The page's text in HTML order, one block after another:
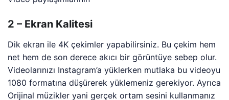
2 – Ekran Kalitesi
Dik ekran ile 4K çekimler yapabilirsiniz. Bu çekim hem
net hem de son derece akıcı bir görüntüye sebep olur.
Videolarınızı Instagram’a yüklerken mutlaka bu videoyu
1080 formatına düşürerek yüklemeniz gerekiyor. Ayrıca
Orijinal müzikler yani gerçek ortam sesini kullanmanız